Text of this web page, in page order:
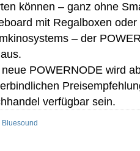
können – ganz ohne
mit Regalboxen
– der
neue POWERNODE wird
verfügbar sein.
Bluesound